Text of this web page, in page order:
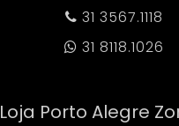
 31 3567.1118
 31 8118.1026
Loja Porto Alegre